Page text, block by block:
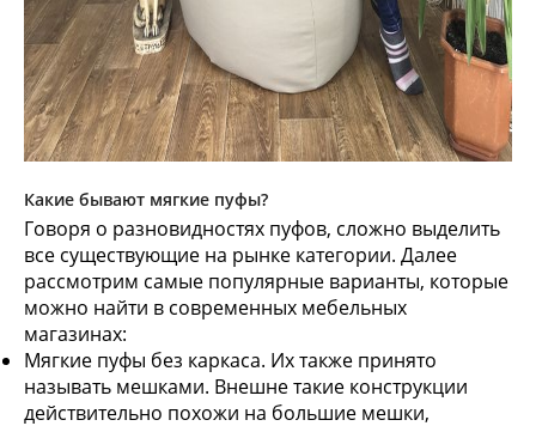
Какие бывают мягкие пуфы?
Говоря о разновидностях пуфов, сложно выделить
все существующие на рынке категории. Далее
рассмотрим самые популярные варианты, которые
можно найти в современных мебельных
магазинах:
Мягкие пуфы без каркаса. Их также принято
называть мешками. Внешне такие конструкции
действительно похожи на большие мешки,